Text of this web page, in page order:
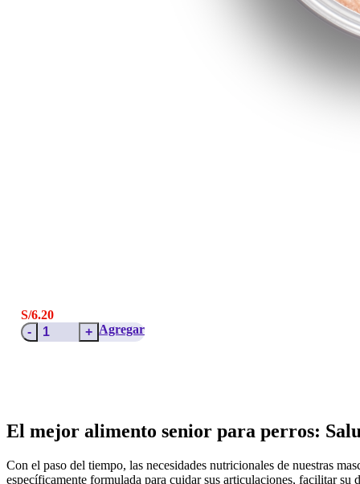
S/6.20
Mousse
Bistro
Agregar
El mejor alimento senior para perros:
Con el paso del tiempo, las necesidades nutricionales de nuestras
específicamente formulada para cuidar sus articulaciones, facilitar